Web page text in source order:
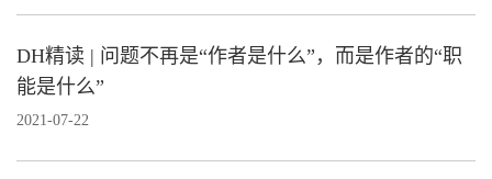
2021-07-22
DH精读 | 问题不再是“作者是什么”，而是作者的“职
能是什么”